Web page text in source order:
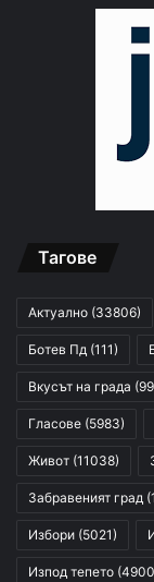
Тагове
Актуално (33806)
Ботев Пд (111)
Вкусът на града
Гласове (5983)
Живот (11038)
Забравеният град
Избори (5021)
Изпод тепето